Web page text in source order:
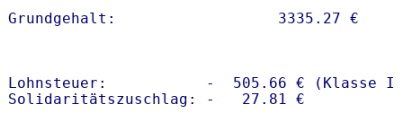
Lohnsteuer:           -  505.66 € (Klasse I)
Solidaritätszuschlag: -   27.81 €